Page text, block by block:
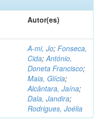
Autor(es)
A-mi, Jo; Fonseca,
Cida;António,
Doneta Francisco;
Maia, Glícia;
Alcântara, Jaína;
Dala, Jandira;
Rodrigues, Joélia